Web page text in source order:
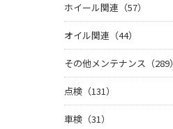
ホイール関連（57）
オイル関連（44）
その他メンテナンス（289）
点検（131）
車検（31）